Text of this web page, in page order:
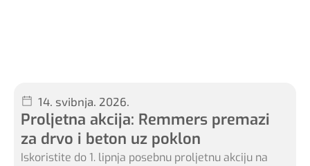
14. svibnja. 2026.
Proljetna akcija: Remmers premazi
za drvo i beton uz poklon
Iskoristite do 1. lipnja posebnu proljetnu akciju na